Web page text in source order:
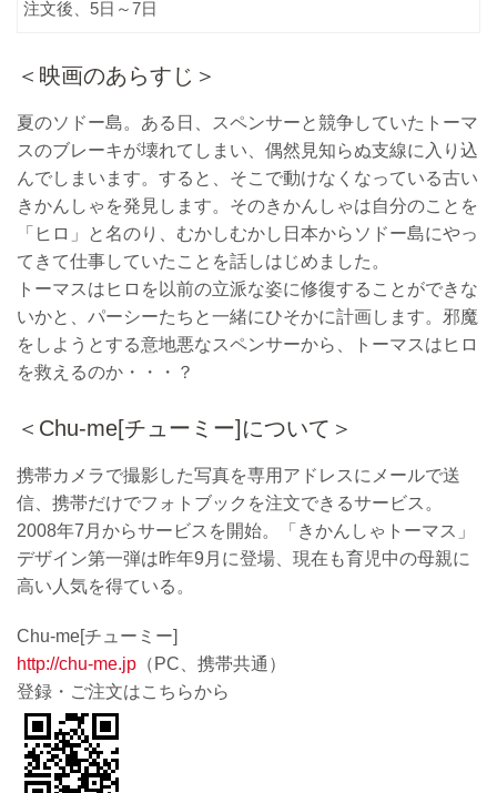
注文後、5日～7日
＜映画のあらすじ＞
夏のソドー島。ある日、スペンサーと競争していたトーマ
スのブレーキが壊れてしまい、偶然見知らぬ支線に入り込
んでしまいます。すると、そこで動けなくなっている古い
きかんしゃを発見します。そのきかんしゃは自分のことを
「ヒロ」と名のり、むかしむかし日本からソドー島にやっ
てきて仕事していたことを話しはじめました。
トーマスはヒロを以前の立派な姿に修復することができな
いかと、パーシーたちと一緒にひそかに計画します。邪魔
をしようとする意地悪なスペンサーから、トーマスはヒロ
を救えるのか・・・？
＜Chu-me[チューミー]について＞
携帯カメラで撮影した写真を専用アドレスにメールで送
信、携帯だけでフォトブックを注文できるサービス。
2008年7月からサービスを開始。「きかんしゃトーマス」
デザイン第一弾は昨年9月に登場、現在も育児中の母親に
高い人気を得ている。
Chu-me[チューミー]
http://chu-me.jp （PC、携帯共通）
登録・ご注文はこちらから